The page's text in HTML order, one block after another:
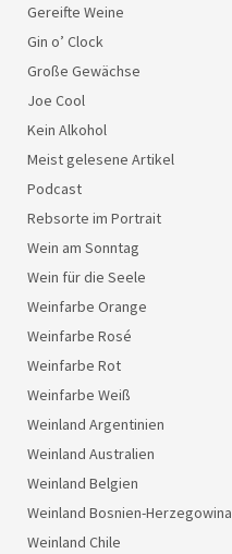
Gereifte Weine
Gin o’ Clock
Große Gewächse
Joe Cool
Kein Alkohol
Meist gelesene Artikel
Podcast
Rebsorte im Portrait
Wein am Sonntag
Wein für die Seele
Weinfarbe Orange
Weinfarbe Rosé
Weinfarbe Rot
Weinfarbe Weiß
Weinland Argentinien
Weinland Australien
Weinland Belgien
Weinland Bosnien-Herzegowina
Weinland Chile